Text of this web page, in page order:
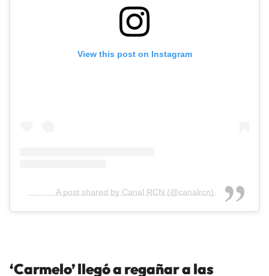
View this post on Instagram
A post shared by Canal RCN (@canalrcn)
‘Carmelo’ llegó a regañar a las